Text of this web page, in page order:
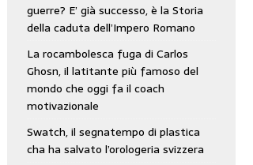
guerre? E’ già successo, è la Storia
della caduta dell’Impero Romano
La rocambolesca fuga di Carlos
Ghosn, il latitante più famoso del
mondo che oggi fa il coach
motivazionale
Swatch, il segnatempo di plastica
cha ha salvato l’orologeria svizzera